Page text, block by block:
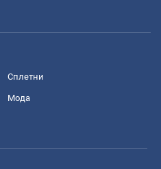
Сплетни
Мода